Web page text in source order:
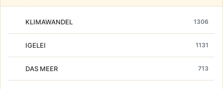
KLIMAWANDEL 1306
IGELEI 1131
DAS MEER 713